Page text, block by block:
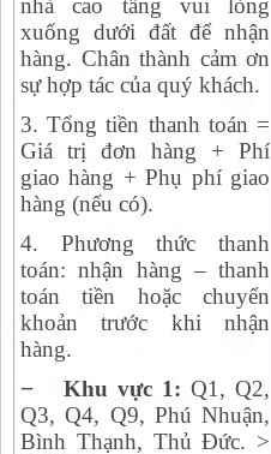
nhà cao tầng vui lòng
xuống dưới đất để nhận
hàng. Chân thành cảm ơn
sự hợp tác của quý khách.
3. Tổng tiền thanh toán =
Giá trị đơn hàng + Phí
giao hàng + Phụ phí giao
hàng (nếu có).
4. Phương thức thanh
toán: nhận hàng – thanh
toán tiền hoặc chuyển
khoản trước khi nhận
hàng.
−
Khu vực 1: Q1, Q2,
Q3, Q4, Q9, Phú Nhuận,
Bình Thạnh, Thủ Đức. >